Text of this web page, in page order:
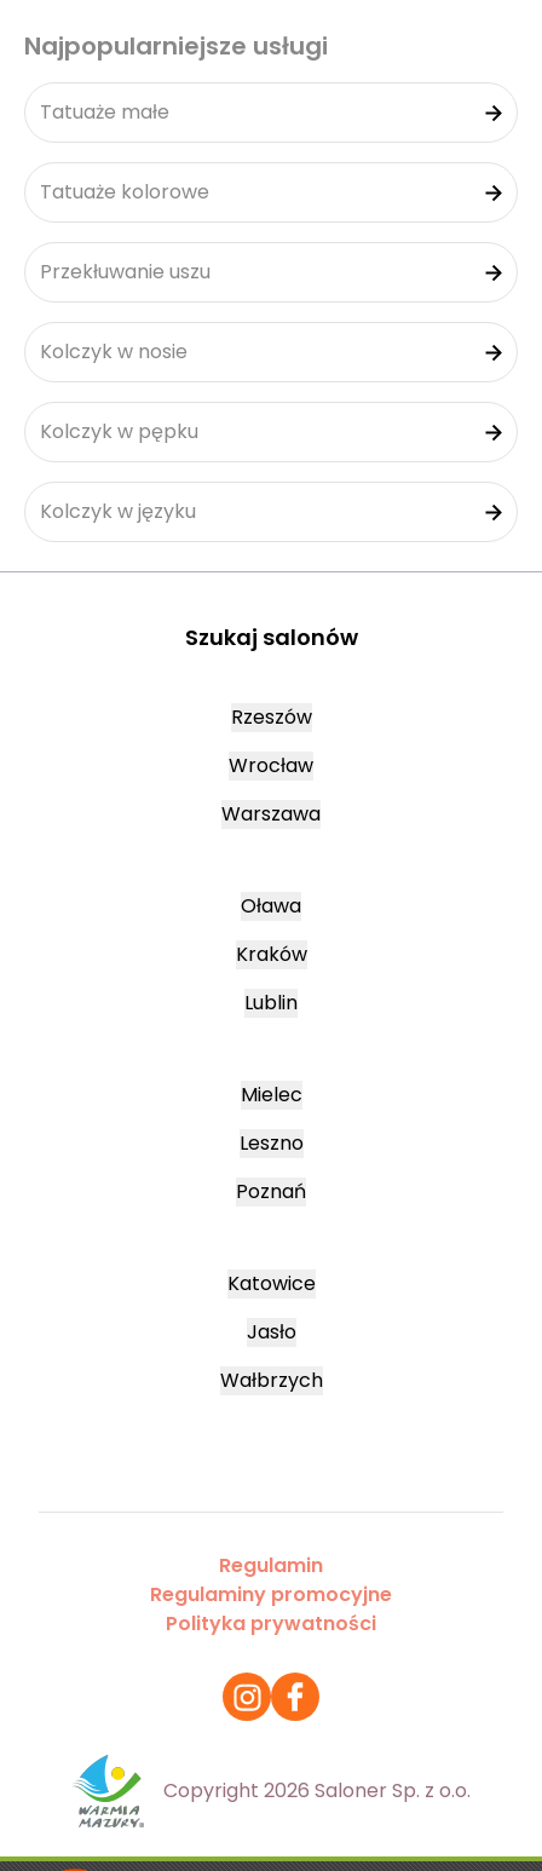
Najpopularniejsze usługi
Tatuaże małe
Tatuaże kolorowe
Przekłuwanie uszu
Kolczyk w nosie
Kolczyk w pępku
Kolczyk w języku
Szukaj salonów
Rzeszów
Wrocław
Warszawa
Oława
Kraków
Lublin
Mielec
Leszno
Poznań
Katowice
Jasło
Wałbrzych
Regulamin
Regulaminy promocyjne
Polityka prywatności
Copyright 2026 Saloner Sp. z o.o.